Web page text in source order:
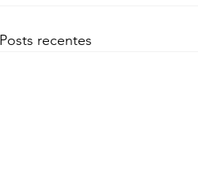
Posts recentes